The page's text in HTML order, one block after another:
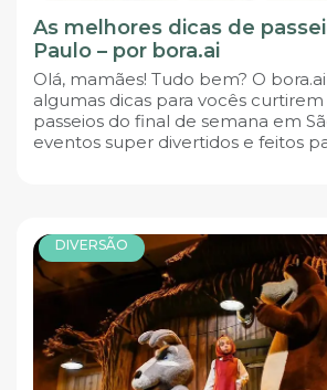
As melhores dicas de
Paulo – por bora.ai
Olá, mamães! Tudo bem? O
algumas dicas para vocês
passeios do final de semana em
eventos super divertidos e feitos
DIVERSÃO